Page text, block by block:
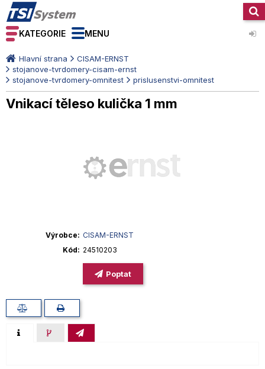
KATEGORIE MENU
Hlavní strana
CISAM-ERNST
stojanove-tvrdomery-cisam-ernst
stojanove-tvrdomery-omnitest
prislusenstvi-omnitest
Vnikací těleso kulička 1 mm
Výrobce
CISAM-ERNST
Kód
24510203
Poptat